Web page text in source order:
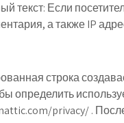
текст: Если
а также IP
строка
определить
privacy/ .